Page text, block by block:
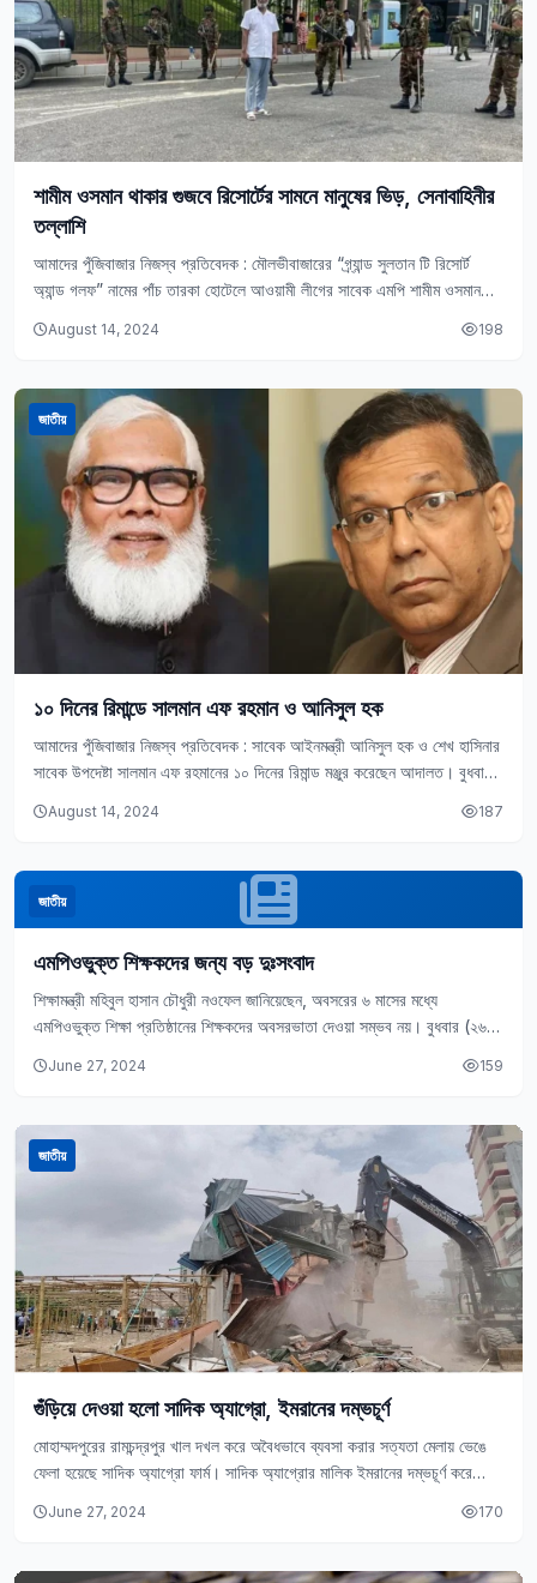
শামীম ওসমান থাকার গুজবে রিসোর্টের সামনে মানুষের ভিড়, সেনাবাহিনীর
তল্লাশি
আমাদের পুঁজিবাজার নিজস্ব প্রতিবেদক : মৌলভীবাজারের “গ্র্যান্ড সুলতান টি রিসোর্ট
অ্যান্ড গলফ” নামের পাঁচ তারকা হোটেলে আওয়ামী লীগের সাবেক এমপি শামীম ওসমান
August 14, 2024 198
জাতীয়
১০ দিনের রিমান্ডে সালমান এফ রহমান ও আনিসুল হক
আমাদের পুঁজিবাজার নিজস্ব প্রতিবেদক : সাবেক আইনমন্ত্রী আনিসুল হক ও শেখ হাসিনার
সাবেক উপদেষ্টা সালমান এফ রহমানের ১০ দিনের রিমান্ড মঞ্জুর করেছেন আদালত। বুধবার
August 14, 2024 187
জাতীয়
এমপিওভুক্ত শিক্ষকদের জন্য বড় দুঃসংবাদ
শিক্ষামন্ত্রী মহিবুল হাসান চৌধুরী নওফেল জানিয়েছেন, অবসরের ৬ মাসের মধ্যে
এমপিওভুক্ত শিক্ষা প্রতিষ্ঠানের শিক্ষকদের অবসরভাতা দেওয়া সম্ভব নয়। বুধবার (২৬
June 27, 2024 159
জাতীয়
গুঁড়িয়ে দেওয়া হলো সাদিক অ্যাগ্রো, ইমরানের দম্ভচূর্ণ
মোহাম্মদপুরের রামচন্দ্রপুর খাল দখল করে অবৈধভাবে ব্যবসা করার সত্যতা মেলায় ভেঙে
ফেলা হয়েছে সাদিক অ্যাগ্রো ফার্ম। সাদিক অ্যাগ্রোর মালিক ইমরানের দম্ভচূর্ণ করে
June 27, 2024 170